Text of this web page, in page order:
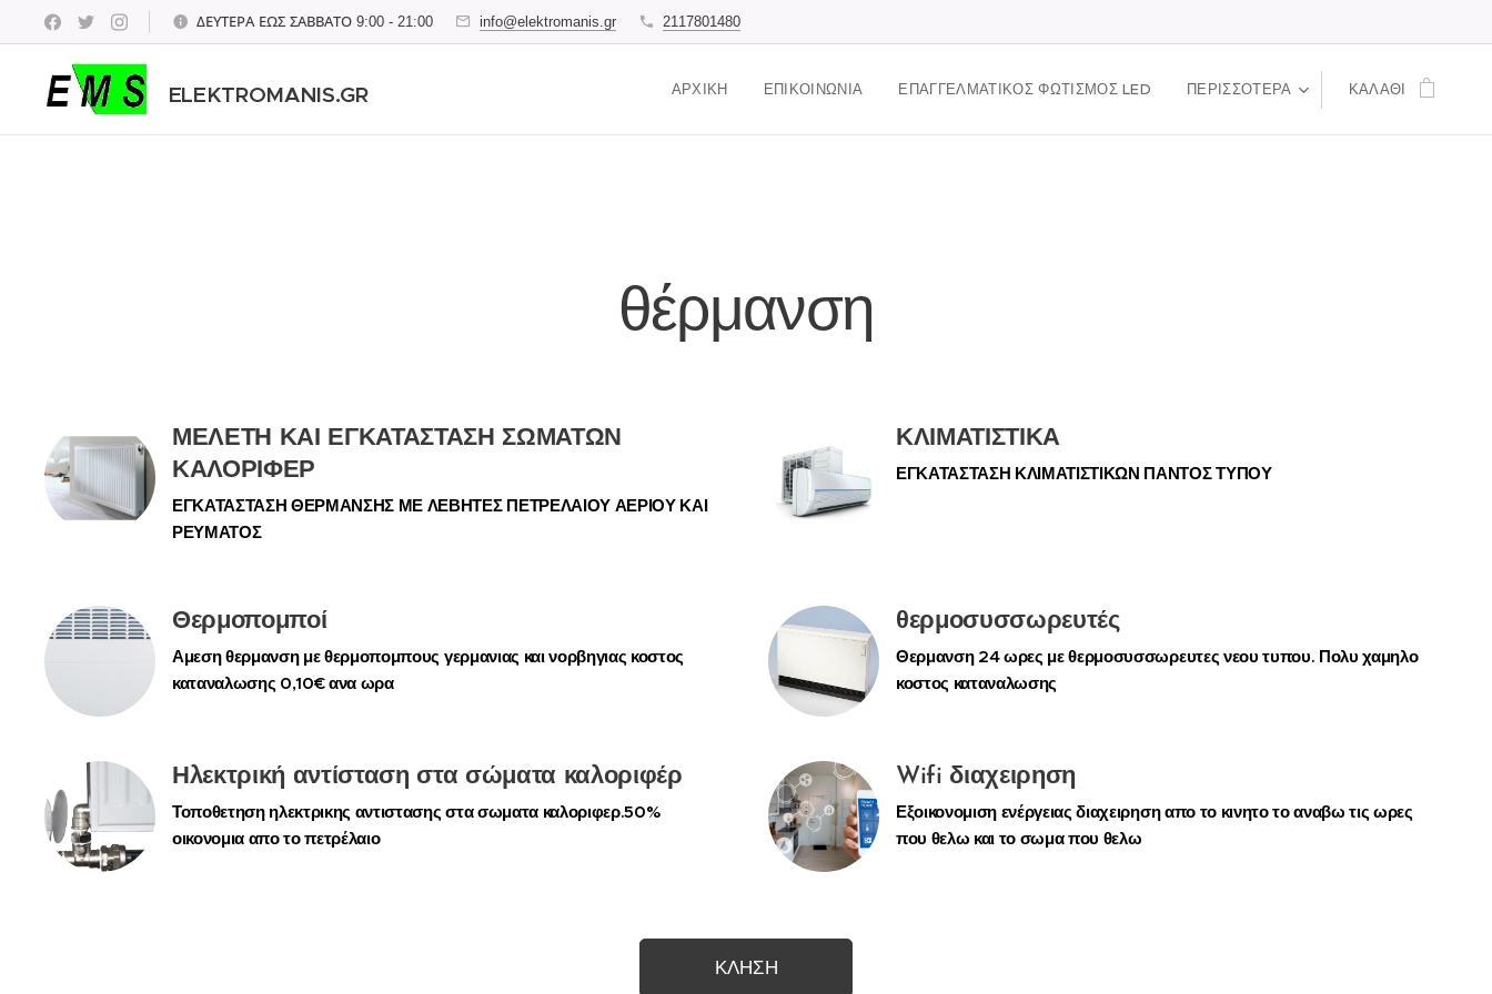
ΔΕΥΤΕΡΑ ΕΩΣ ΣΑΒΒΑΤΟ 9:00 - 21:00 info@elektromanis.gr 2117801480
ELEKTROMANIS.GR ΑΡΧΙΚΉ ΕΠΙΚΟΙΝΩΝΊΑ ΕΠΑΓΓΕΛΜΑΤΙΚΟΣ ΦΩΤΙΣΜΟΣ LED ΠΕΡΙΣΣΌΤΕΡΑ ΚΑΛΆΘΙ
θέρμανση
ΜΕΛΕΤΗ ΚΑΙ ΕΓΚΑΤΑΣΤΑΣΗ ΣΩΜΑΤΩΝ
ΚΑΛΟΡΙΦΕΡ
ΕΓΚΑΤΑΣΤΑΣΗ ΘΕΡΜΑΝΣΗΣ ΜΕ ΛΕΒΗΤΕΣ ΠΕΤΡΕΛΑΙΟΥ ΑΕΡΙΟΥ ΚΑΙ
ΡΕΥΜΑΤΟΣ
ΚΛΙΜΑΤΙΣΤΙΚΑ
ΕΓΚΑΤΑΣΤΑΣΗ ΚΛΙΜΑΤΙΣΤΙΚΩΝ ΠΑΝΤΟΣ ΤΥΠΟΥ
Θερμοπομποί
Αμεση θερμανση με θερμοπομπους γερμανιας και νορβηγιας κοστος
καταναλωσης 0,10€ ανα ωρα
θερμοσυσσωρευτές
Θερμανση 24 ωρες με θερμοσυσσωρευτες νεου τυπου. Πολυ χαμηλο
κοστος καταναλωσης
Ηλεκτρική αντίσταση στα σώματα καλοριφέρ
Τοποθετηση ηλεκτρικης αντιστασης στα σωματα καλοριφερ.50%
οικονομια απο το πετρέλαιο
Wifi διαχειρηση
Εξοικονομιση ενέργειας διαχειρηση απο το κινητο το αναβω τις ωρες
που θελω και το σωμα που θελω
ΚΛΗΣΗ